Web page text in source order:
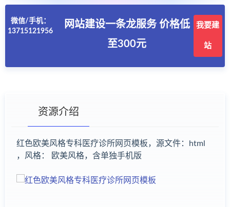
微信/手机：
13715121956
网站建设一条龙服务 价格低
至300元
我要建
站
资源介绍
有疑问？请点击复制链接咨询！
红色欧美风格专科医疗诊所网页模板，源文件：html
，风格： 欧美风格，含单独手机版